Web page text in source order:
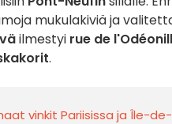
mukulakiviä ja
ilmestyi rue de
.
vinkit Pariisissa ja Île-